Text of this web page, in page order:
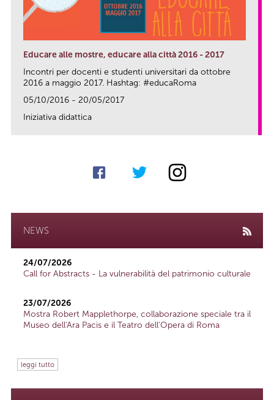
Educare alle mostre, educare alla città 2016 - 2017
Incontri per docenti e studenti universitari da ottobre
2016 a maggio 2017. Hashtag: #educaRoma
05/10/2016 - 20/05/2017
Iniziativa didattica
NEWS
24/07/2026
Call for Abstracts - La vulnerabilità del patrimonio culturale
23/07/2026
Mostra Robert Mapplethorpe, collaborazione speciale tra il
Museo dell'Ara Pacis e il Teatro dell'Opera di Roma
leggi tutto